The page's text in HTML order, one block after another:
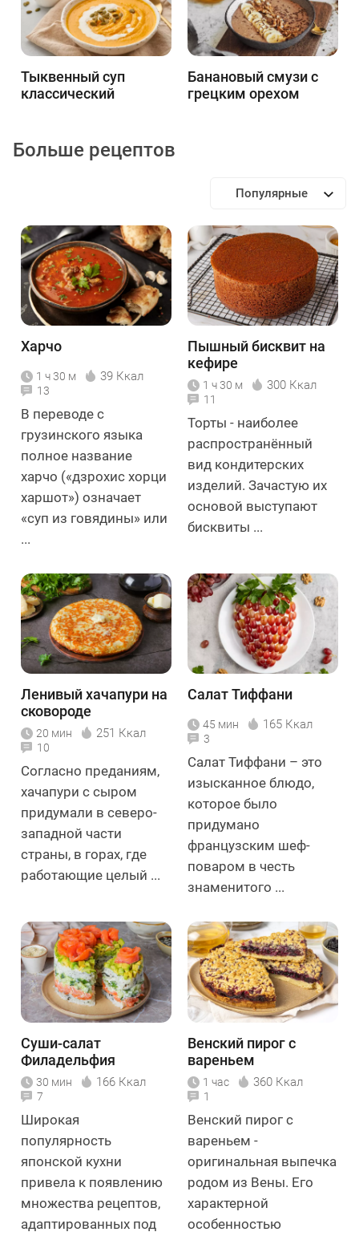
Тыквенный суп
классический
Банановый смузи с
грецким орехом
Больше рецептов
Популярные
Харчо
1 ч 30 м 39 Ккал
13
В переводе с
грузинского языка
полное название
харчо («дзрохис хорци
харшот») означает
«суп из говядины» или
...
Пышный бисквит на
кефире
1 ч 30 м 300 Ккал
11
Торты - наиболее
распространённый
вид кондитерских
изделий. Зачастую их
основой выступают
бисквиты ...
Ленивый хачапури на
сковороде
20 мин 251 Ккал
10
Согласно преданиям,
хачапури с сыром
придумали в северо-
западной части
страны, в горах, где
работающие целый ...
Салат Тиффани
45 мин 165 Ккал
3
Салат Тиффани – это
изысканное блюдо,
которое было
придумано
французским шеф-
поваром в честь
знаменитого ...
Суши-салат
Филадельфия
30 мин 166 Ккал
7
Широкая
популярность
японской кухни
привела к появлению
множества рецептов,
адаптированных под
Венский пирог с
вареньем
1 час 360 Ккал
1
Венский пирог с
вареньем -
оригинальная выпечка
родом из Вены. Его
характерной
особенностью